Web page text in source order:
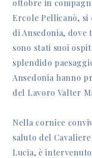
ottobre in
Ercole Pellicanò, si
di Ansedonia,
sono stati suoi
splendido
Ansedonia hanno
del Lavoro Valter
Nella cornice
saluto del
Lucia, è